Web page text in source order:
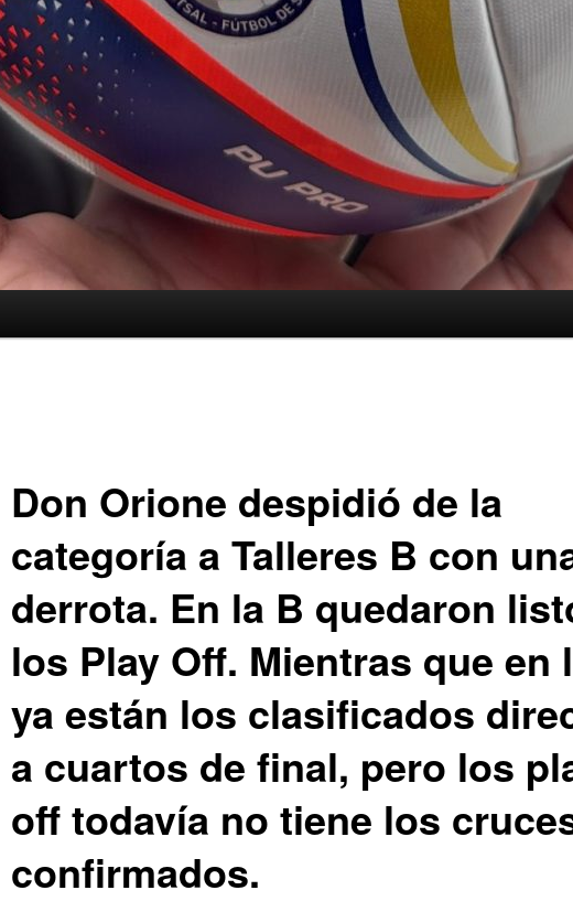
Don Orione despidió de la
categoría a Talleres B con
derrota. En la B quedaron
los Play Off. Mientras que en
ya están los clasificados
a cuartos de final, pero los
off todavía no tiene los
confirmados.